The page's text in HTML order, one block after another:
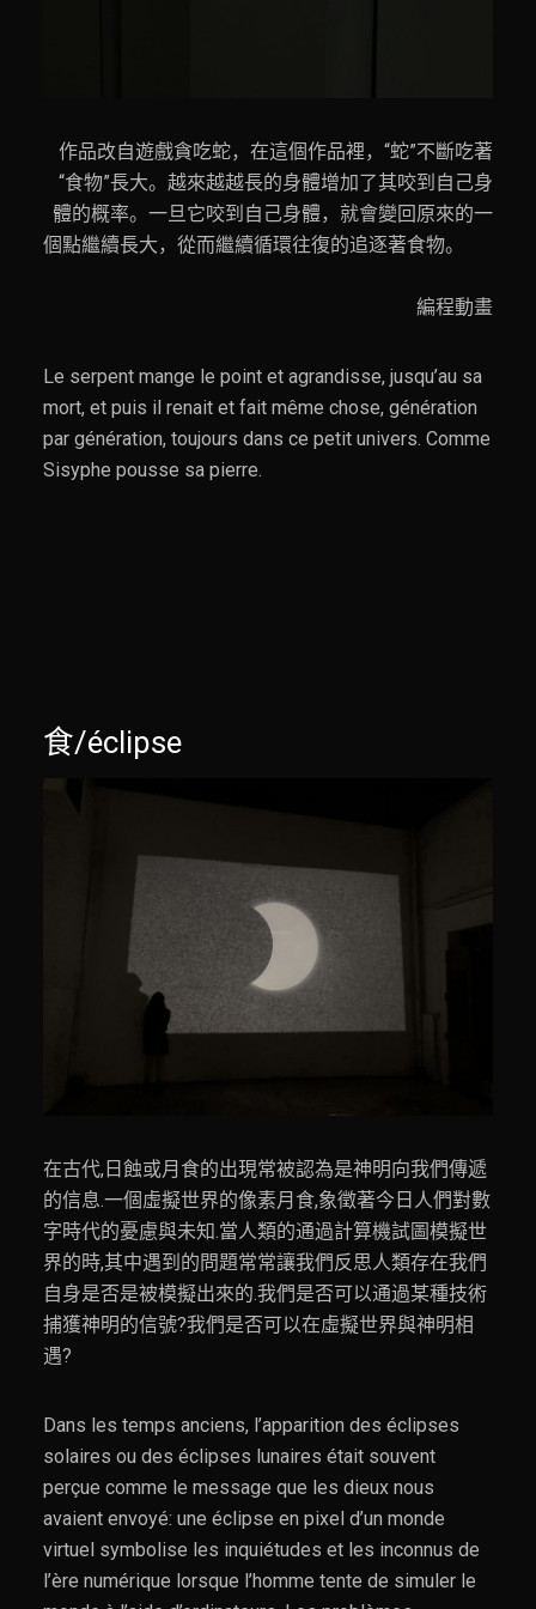
作品改自遊戲貪吃蛇，在這個作品裡，“蛇”不斷吃著
“食物”長大。越來越越長的身體增加了其咬到自己身
體的概率。一旦它咬到自己身體，就會變回原來的一
個點繼續長大，從而繼續循環往復的追逐著食物。
編程動畫
Le serpent mange le point et agrandisse, jusqu’au sa
mort, et puis il renait et fait même chose, génération
par génération, toujours dans ce petit univers. Comme
Sisyphe pousse sa pierre.
食/éclipse
在古代,日蝕或月食的出現常被認為是神明向我們傳遞
的信息.一個虛擬世界的像素月食,象徵著今日人們對數
字時代的憂慮與未知.當人類的通過計算機試圖模擬世
界的時,其中遇到的問題常常讓我們反思人類存在我們
自身是否是被模擬出來的.我們是否可以通過某種技術
捕獲神明的信號?我們是否可以在虛擬世界與神明相
遇?
Dans les temps anciens, l’apparition des éclipses
solaires ou des éclipses lunaires était souvent
perçue comme le message que les dieux nous
avaient envoyé: une éclipse en pixel d’un monde
virtuel symbolise les inquiétudes et les inconnus de
l’ère numérique lorsque l’homme tente de simuler le